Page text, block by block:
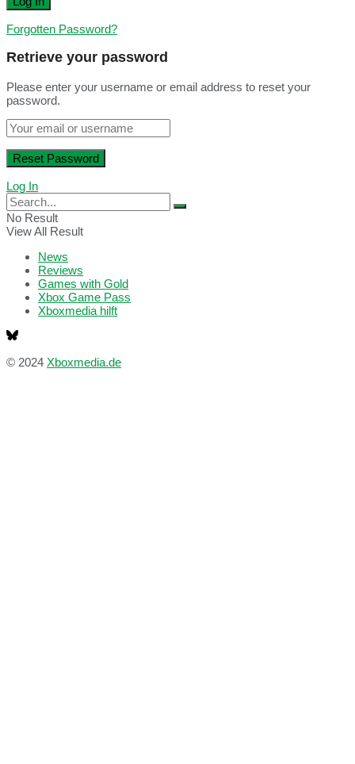
Forgotten Password?
Retrieve your password
Please enter your username or email address to reset your
password.
Log In
No Result
View All Result
News
Reviews
Games with Gold
Xbox Game Pass
Xboxmedia hilft
© 2024 Xboxmedia.de